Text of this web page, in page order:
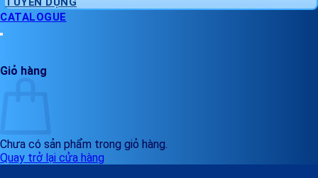
CATALOGUE
Giỏ hàng
Chưa có sản phẩm trong giỏ hàng.
Quay trở lại cửa hàng